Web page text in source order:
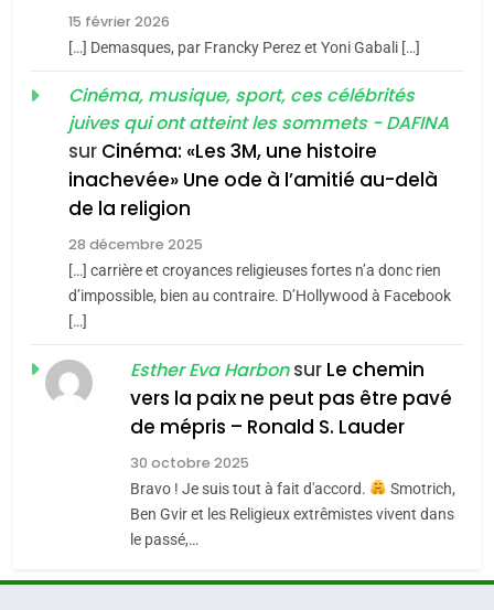
«Tu dis génocide, je dis
guerre»: La nouvelle
chanson de Boy George
ISRAÉL JUDAISME
l’alliance pourrait
s’étendre à 13 pays
d’Amérique latine
ISRAÉL JUDAISME
2025, l’année la plus
meurtrière selon le
l’antisémitisme
15 février 2026
[…] Demasques, par Francky Perez et Yoni Gabali […]
Cinéma, musique, sport, ces célébrités
juives qui ont atteint les sommets - DAFINA
sur Cinéma: «Les 3M, une histoire
inachevée» Une ode à l’amitié au-delà
de la religion
28 décembre 2025
[…] carrière et croyances religieuses fortes n’a donc rien
d’impossible, bien au contraire. D’Hollywood à Facebook
[…]
Esther Eva Harbonsur Le chemin
vers la paix ne peut pas être pavé
de mépris – Ronald S. Lauder
30 octobre 2025
Bravo ! Je suis tout à fait d'accord.
Smotrich,
Ben Gvir et les Religieux extrêmistes vivent dans
le passé,…
meurtrière selon le rapport
l’antisémitisme
FIÈRE, DIGNE ET RÉSILIENTE :
POURQUOI JE REVENDIQUE
MA JUDAÏTE par Thérèse
Zrihen-Dvir
ISRAÉL
CE QUI NOUS MANQUE –
JUDAISME
Maroc : Les amandes de
Tafraout, le miel de Tadla
Azilal consacrés produits
du terroir
DAFINA MAROC
Oeil ravageur – Vanessa De